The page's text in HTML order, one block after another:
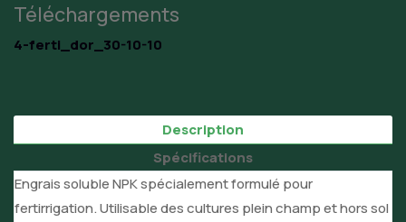
Téléchargements
4-ferti_dor_30-10-10
Description
Spécifications
Engrais soluble NPK spécialement formulé pour
fertirrigation. Utilisable des cultures plein champ et hors sol